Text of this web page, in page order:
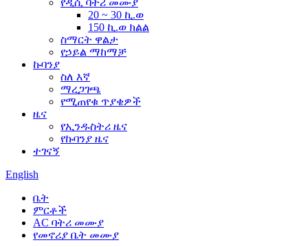
የዲሲ ባትሪ መሙያ
20 ~ 30 ኪ.ወ
150 ኪ.ወ ክልል
ስማርት ዋልታ
የኃይል ማከማቻ
ኩባንያ
ስለ እኛ
ማረጋገጫ
የሚጠየቁ ጥያቄዎች
ዜና
የኢንዱስትሪ ዜና
የኩባንያ ዜና
ተገናኝ
English
ቤት
ምርቶች
AC ባትሪ መሙያ
የመኖሪያ ቤት መሙያ